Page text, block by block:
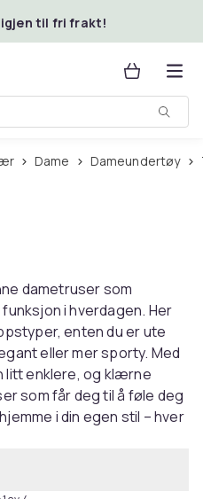
igjen til fri frakt!
Dame Dameundertøy
dametruser som
i hverdagen. Her
enten du er ute
eller mer sporty. Med
litt enklere, og klærne
som får deg til å føle deg
i din egen stil – hver